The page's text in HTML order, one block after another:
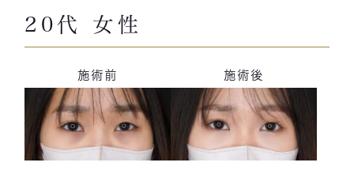
一宮美容クリニック
〒491-0904
愛知県一宮市神山1丁目1-1
Google Map
JR尾張一宮、名鉄一宮駅西口より徒歩2分
20代 女性
施術前 施術後